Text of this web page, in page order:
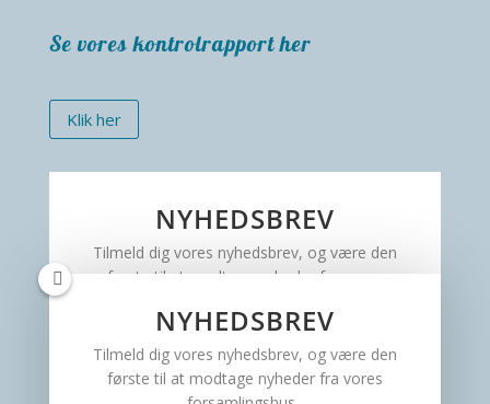
Se vores kontrolrapport her
Klik her
NYHEDSBREV
Tilmeld dig vores nyhedsbrev, og være den
første til at modtage nyheder fra vores
NYHEDSBREV
Tilmeld dig vores nyhedsbrev, og være den
første til at modtage nyheder fra vores